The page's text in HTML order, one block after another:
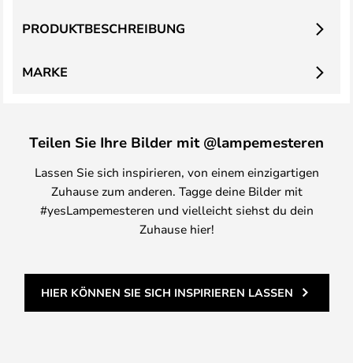
PRODUKTBESCHREIBUNG
MARKE
Teilen Sie Ihre Bilder mit @lampemesteren
Lassen Sie sich inspirieren, von einem einzigartigen
Zuhause zum anderen. Tagge deine Bilder mit
#yesLampemesteren und vielleicht siehst du dein
Zuhause hier!
HIER KÖNNEN SIE SICH INSPIRIEREN LASSEN